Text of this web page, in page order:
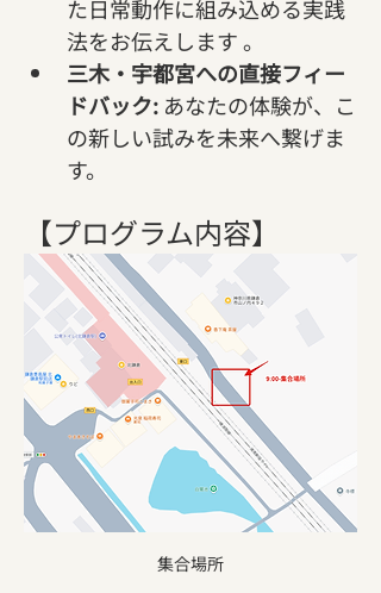
た日常動作に組み込める実践
法をお伝えします 。
三木・宇都宮への直接フィー
ドバック: あなたの体験が、こ
の新しい試みを未来へ繋げま
す。
【プログラム内容】
集合場所